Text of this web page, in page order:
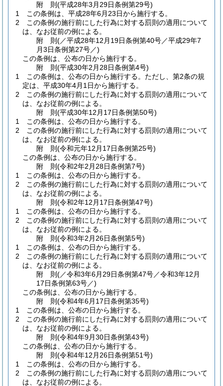
附 則(平成28年3月29日条例第29号)
1
この条例は、平成28年6月23日から施行する。
2
この条例の施行前にした行為に対する罰則の適用について
は、なお従前の例による。
附 則(／平成28年12月19日条例第40号／平成29年7
月3日条例第27号／)
この条例は、公布の日から施行する。
附 則(平成30年2月28日条例第4号)
1
この条例は、公布の日から施行する。 ただし、第2条の規
定は、平成30年4月1日から施行する。
2
この条例の施行前にした行為に対する罰則の適用について
は、なお従前の例による。
附 則(平成30年12月17日条例第50号)
1
この条例は、公布の日から施行する。
2
この条例の施行前にした行為に対する罰則の適用について
は、なお従前の例による。
附 則(令和元年12月17日条例第25号)
この条例は、公布の日から施行する。
附 則(令和2年2月28日条例第7号)
1
この条例は、公布の日から施行する。
2
この条例の施行前にした行為に対する罰則の適用について
は、なお従前の例による。
附 則(令和2年12月17日条例第47号)
1
この条例は、公布の日から施行する。
2
この条例の施行前にした行為に対する罰則の適用について
は、なお従前の例による。
附 則(令和3年2月26日条例第5号)
1
この条例は、公布の日から施行する。
2
この条例の施行前にした行為に対する罰則の適用について
は、なお従前の例による。
附 則(／令和3年6月29日条例第47号／令和3年12月
17日条例第63号／)
この条例は、公布の日から施行する。
附 則(令和4年6月17日条例第35号)
1
この条例は、公布の日から施行する。
2
この条例の施行前にした行為に対する罰則の適用について
は、なお従前の例による。
附 則(令和4年9月30日条例第43号)
この条例は、公布の日から施行する。
附 則(令和4年12月26日条例第51号)
1
この条例は、公布の日から施行する。
2
この条例の施行前にした行為に対する罰則の適用について
は、なお従前の例による。